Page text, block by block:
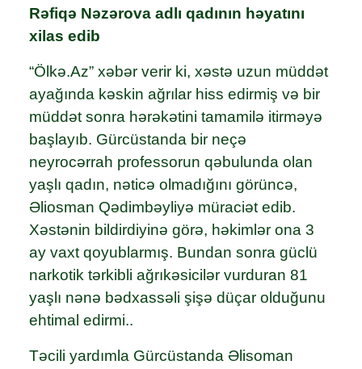
Rəfiqə Nəzərova adlı qadının həyatını
xilas edib
“Ölkə.Az” xəbər verir ki, xəstə uzun müddət
ayağında kəskin ağrılar hiss edirmiş və bir
müddət sonra hərəkətini tamamilə itirməyə
başlayıb. Gürcüstanda bir neçə
neyrocərrah professorun qəbulunda olan
yaşlı qadın, nəticə olmadığını görüncə,
Əliosman Qədimbəyliyə müraciət edib.
Xəstənin bildirdiyinə görə, həkimlər ona 3
ay vaxt qoyublarmış. Bundan sonra güclü
narkotik tərkibli ağrıkəsicilər vurduran 81
yaşlı nənə bədxassəli şişə düçar olduğunu
ehtimal edirmi..
Təcili yardımla Gürcüstanda Əlisoman